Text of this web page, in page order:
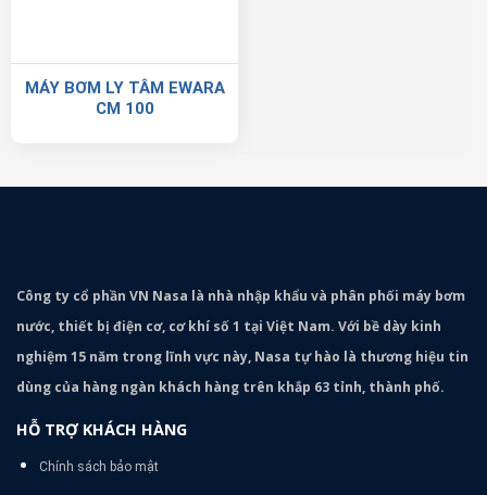
MÁY BƠM LY TÂM EWARA
CM 100
Công ty cổ phần VN Nasa là nhà nhập khẩu và phân phối máy bơm
nước, thiết bị điện cơ, cơ khí số 1 tại Việt Nam. Với bề dày kinh
nghiệm 15 năm trong lĩnh vực này, Nasa tự hào là thương hiệu tin
dùng của hàng ngàn khách hàng trên khắp 63 tỉnh, thành phố.
HỖ TRỢ KHÁCH HÀNG
Chính sách bảo mật